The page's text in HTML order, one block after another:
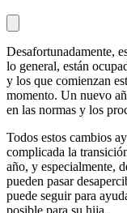
Desafortunadamente,
lo general, están
y los que comienzan
momento. Un nuevo
en las normas y los
Todos estos cambios
complicada la
año, y especialmente,
pueden pasar
puede seguir para